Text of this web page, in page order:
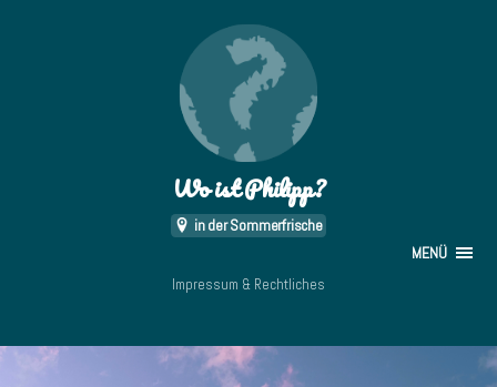
Wo ist Philipp?
in der Sommerfrische
MENÜ
Impressum & Rechtliches